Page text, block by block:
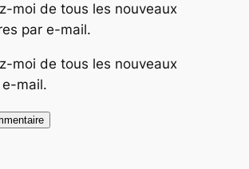
moi de tous les nouveaux
par e-mail.
moi de tous les nouveaux
mail.